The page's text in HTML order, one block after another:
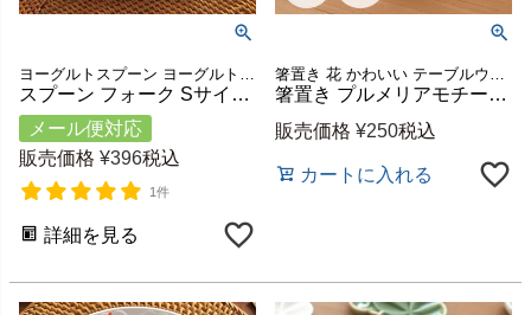
スプーン フォーク Sサイズ カトラリー 木製 天然木 ウッド アジアウォルナット 約 W 14cm D 2.5cm H 1cm ダークブラウン ウッドカトラリー 三角 キッチン ダイニング キッチン雑貨 食卓 テーブル シンプル おしゃれ 北欧 リゾート 雑貨 アジアン メール便対応 [94192]
メール便対応
販売価格 ¥396税込
1件
詳細を見る
箸置き プルメリアモチーフ 二輪タイプ 5.5cm ホワイト グリーン 陶器製 [pl2-66813 pl2-66814]【 はし置き 薬味皿 フランジパニ カトラリー置き 可愛い バリ島 リゾート ギフト プレゼント カフェ レストラン おしゃれ キッチン雑貨 アジアン 雑貨 アジアン雑貨 】
販売価格 ¥250税込
カートに入れる